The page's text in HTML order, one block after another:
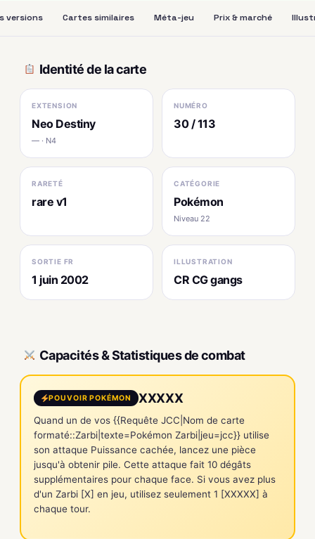
versions Cartes similaires Méta-jeu Prix & marché
Identité de la carte
EXTENSION
Neo Destiny
— · N4
NUMÉRO
30 / 113
RARETÉ
rare v1
CATÉGORIE
Pokémon
Niveau 22
SORTIE FR
1 juin 2002
ILLUSTRATION
CR CG gangs
Capacités & Statistiques de combat
POUVOIR POKÉMON XXXXX
Quand un de vos {{Requête JCC|Nom de carte
formaté::Zarbi|texte=Pokémon Zarbi|jeu=jcc}} utilise
son attaque Puissance cachée, lancez une pièce
jusqu'à obtenir pile. Cette attaque fait 10 dégâts
supplémentaires pour chaque face. Si vous avez plus
d'un Zarbi [X] en jeu, utilisez seulement 1 [XXXXX] à
chaque tour.